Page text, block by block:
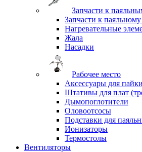
Запчасти к
Запчасти к
Нагревательные
Жала
Насадки
Рабочее место
Аксессуары для пайки
Штативы для плат
Дымопоглотители
Оловоотсосы
Подставки для
Ионизаторы
Термостолы
Вентиляторы